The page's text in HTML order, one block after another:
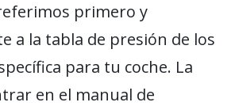
primero y
a la tabla de presión de los
para tu coche. La
en el manual de